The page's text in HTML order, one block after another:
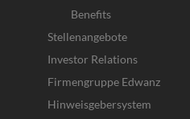
Benefits
Stellenangebote
Investor Relations
Firmengruppe Edwanz
Hinweisgebersystem